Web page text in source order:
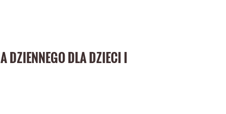
DZIENNEGO DLA DZIECI I